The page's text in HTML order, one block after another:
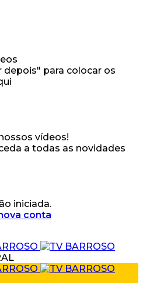
depois" para colocar os
vídeos!
a todas as novidades
iniciada.
conta